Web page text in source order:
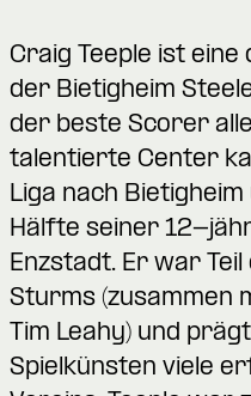
Craig Teeple ist
der Bietigheim
der beste Scorer
talentierte Center
Liga nach
Hälfte seiner 12-
Enzstadt. Er war
Sturms (zusammen
Tim Leahy) und
Spielkünsten viele